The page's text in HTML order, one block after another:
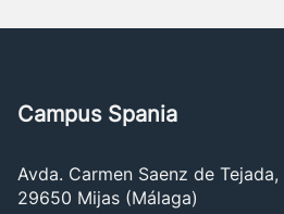
Campus Spania
Avda. Carmen Saenz de
29650 Mijas (Málaga)